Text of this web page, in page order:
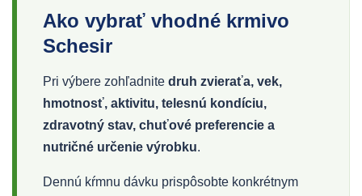
Ako vybrať vhodné krmivo
Schesir
Pri výbere zohľadnite druh zvieraťa, vek,
hmotnosť, aktivitu, telesnú kondíciu,
zdravotný stav, chuťové preferencie a
nutričné určenie výrobku.
Dennú kŕmnu dávku prispôsobte konkrétnym